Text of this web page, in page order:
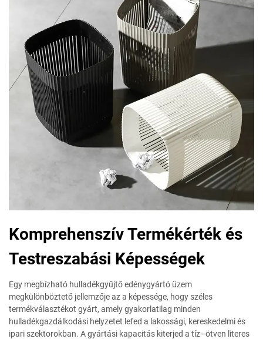
Komprehenszív Termékérték és
Testreszabási Képességek
Egy megbízható hulladékgyűjtő edénygyártó üzem
megkülönböztető jellemzője az a képessége, hogy széles
termékválasztékot gyárt, amely gyakorlatilag minden
hulladékgazdálkodási helyzetet lefed a lakossági, kereskedelmi és
ipari szektorokban. A gyártási kapacitás kiterjed a tíz–ötven literes